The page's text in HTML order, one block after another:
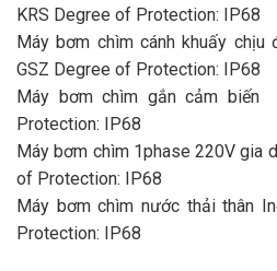
KRS Degree of Protection: IP68
Máy bơm chìm cánh khuấy
GSZ Degree of Protection: IP68
Máy bơm chìm gắn cảm
Protection: IP68
Máy bơm chìm 1phase 220V gia
of Protection: IP68
Máy bơm chìm nước thải thân
Protection: IP68